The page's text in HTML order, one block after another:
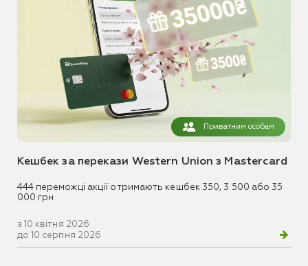
Приватним особам
Кешбек за перекази Western Union з Mastercard
444 переможці акції отримають кешбек 350, 3 500 або 35
000 грн
з 10 квітня 2026
до 10 серпня 2026